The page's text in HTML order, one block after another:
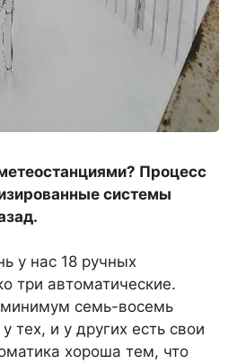
Процесс
сис­темы
у нас 18 ручных
три автоматические.
семь-восемь
тех, и у других есть свои
хороша тем, что